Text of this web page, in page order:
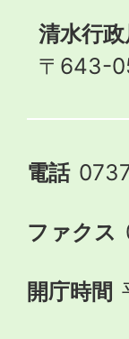
清水行政
〒643-
電話
ファクス
開庁時間